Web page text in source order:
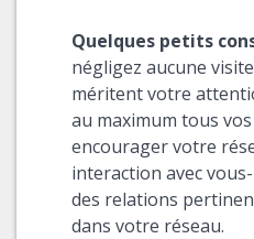
Quelques petits
négligez aucune
méritent votre
au maximum tous
encourager votre
interaction avec
des relations
dans votre réseau.